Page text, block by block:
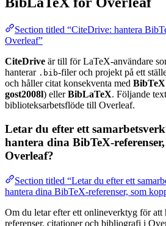
Section titled “CiteDrive: hantera
Overleaf”
CiteDrive är till för LaTeX-användare
hanterar .bib-filer och projekt på ett
och håller citat konsekventa med BibTeX
gost2008l) ellerBibLaTeX. Följande
biblioteksarbetsflöde till Overleaf.
Letar du efter ett
hantera dina BibTeX-
Overleaf?
Section titled “Letar du efter ett
hantera dina BibTeX-referenser, som
Om du letar efter ett onlineverktyg för att
referenser, citationer och bibliografi i